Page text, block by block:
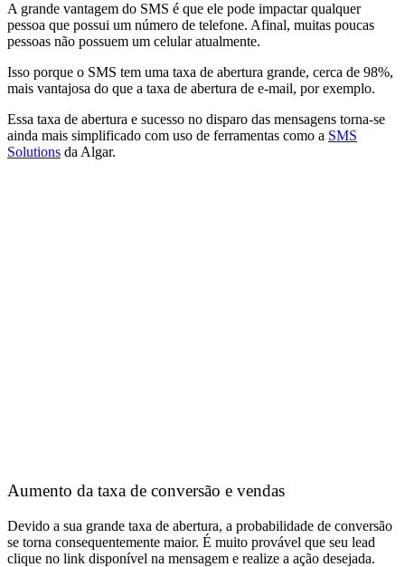
A grande vantagem do SMS é que ele pode impactar qualquer
pessoa que possui um número de telefone. Afinal, muitas poucas
pessoas não possuem um celular atualmente.
Isso porque o SMS tem uma taxa de abertura grande, cerca de 98%,
mais vantajosa do que a taxa de abertura de e-mail, por exemplo.
Essa taxa de abertura e sucesso no disparo das mensagens torna-se
ainda mais simplificado com uso de ferramentas como a SMS
Solutions da Algar.
Aumento da taxa de conversão e vendas
Devido a sua grande taxa de abertura, a probabilidade de conversão
se torna consequentemente maior. É muito provável que seu lead
clique no link disponível na mensagem e realize a ação desejada.